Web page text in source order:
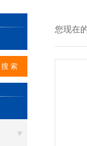
您现在